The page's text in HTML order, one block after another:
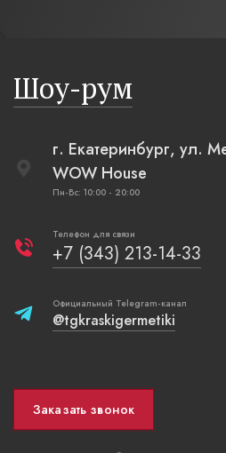
Шоу-рум
г. Екатеринбург, ул.
WOW House
Пн-Вс: 10:00 - 20:00
Телефон для связи
+7 (343) 213-14-33
Официальный Telegram-канал
@tgkraskigermetiki
Заказать звонок